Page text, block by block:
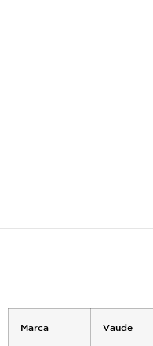
Marca Vaude